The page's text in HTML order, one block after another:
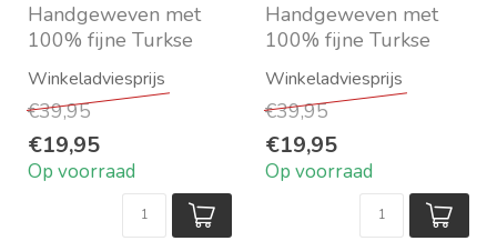
Handgeweven met
100% fijne Turkse
katoen
Mintgroen-wit
geweven
Afmeting 220 x 1...
€39,95
€19,95
Op voorraad
Handgeweven met
100% fijne Turkse
katoen
Rood-wit geweven
Afmeting 220 x 150
cm...
€39,95
€19,95
Op voorraad